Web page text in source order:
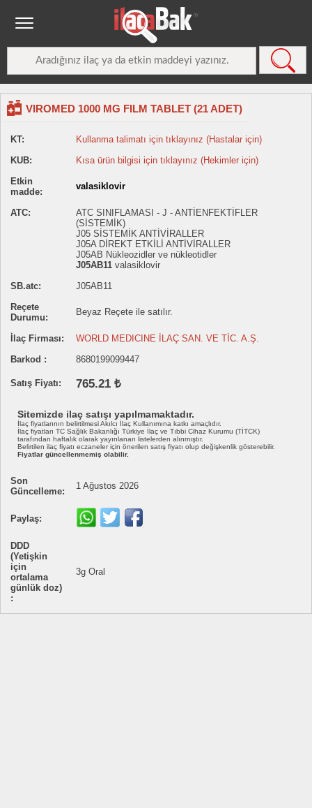
VIROMED 1000 MG FILM TABLET (21 ADET)
KT:
Kullanma talimatı için tıklayınız (Hastalar için)
KUB:
Kısa ürün bilgisi için tıklayınız (Hekimler için)
Etkin
madde:
valasiklovir
ATC:
ATC SINIFLAMASI - J - ANTİENFEKTİFLER
(SİSTEMİK)
J05 SİSTEMİK ANTİVİRALLER
J05A DİREKT ETKİLİ ANTİVİRALLER
J05AB Nükleozidler ve nükleotidler
J05AB11 valasiklovir
SB.atc:
J05AB11
Reçete
Durumu:
Beyaz Reçete ile satılır.
İlaç Firması:
WORLD MEDICINE İLAÇ SAN. VE TİC. A.Ş.
Barkod :
8680199099447
Satış Fiyatı: 765.21 ₺
Sitemizde ilaç satışı yapılmamaktadır.
İlaç fiyatlarının belirtilmesi Akılcı İlaç Kullanımına katkı amaçlıdır.
İlaç fiyatları TC Sağlık Bakanlığı Türkiye İlaç ve Tıbbi Cihaz Kurumu (TİTCK)
tarafından haftalık olarak yayınlanan listelerden alınmıştır.
Belirtilen ilaç fiyatı eczaneler için önerilen satış fiyatı olup değişkenlik gösterebilir.
Fiyatlar güncellenmemiş olabilir.
Son
Güncelleme:
1 Ağustos 2026
Paylaş:
DDD
(Yetişkin
için
ortalama
günlük doz)
:
3g Oral